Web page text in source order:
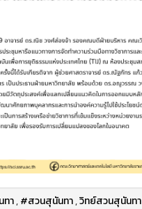
า,#สวนสุนันทา,วิทย์สวนสุนันทา